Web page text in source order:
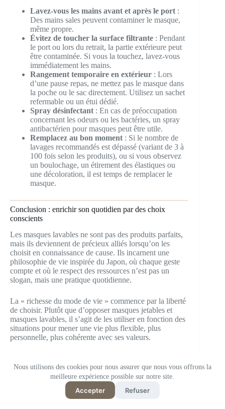
Nous utilisons des cookies pour nous assurer que nous vous offrons la
meilleure expérience possible sur notre site.
Accepter Refuser
Lavez-vous les mains avant et après le port :
Des mains sales peuvent contaminer le masque,
même propre.
Évitez de toucher la surface filtrante : Pendant
le port ou lors du retrait, la partie extérieure peut
être contaminée. Si vous la touchez, lavez-vous
immédiatement les mains.
Rangement temporaire en extérieur : Lors
d’une pause repas, ne mettez pas le masque dans
la poche ou le sac directement. Utilisez un sachet
refermable ou un étui dédié.
Spray désinfectant : En cas de préoccupation
concernant les odeurs ou les bactéries, un spray
antibactérien pour masques peut être utile.
Remplacez au bon moment : Si le nombre de
lavages recommandés est dépassé (variant de 3 à
100 fois selon les produits), ou si vous observez
un boulochage, un étirement des élastiques ou
une décoloration, il est temps de remplacer le
masque.
Conclusion : enrichir son quotidien par des choix
conscients
Les masques lavables ne sont pas des produits parfaits,
mais ils deviennent de précieux alliés lorsqu’on les
choisit en connaissance de cause. Ils incarnent une
philosophie de vie inspirée du Japon, où chaque geste
compte et où le respect des ressources n’est pas un
slogan, mais une pratique quotidienne.
La « richesse du mode de vie » commence par la liberté
de choisir. Plutôt que d’opposer masques jetables et
masques lavables, il s’agit de les utiliser en fonction des
situations pour mener une vie plus flexible, plus
personnelle, plus cohérente avec ses valeurs.
votre objectif. En testant d’abord un modèle qui vous
interpelle, vous découvrirez progressivement la méthode
de choix qui vous convient parfaitement. Et peut-être,
au passage, redécouvrirez-vous ce que signifie vraiment